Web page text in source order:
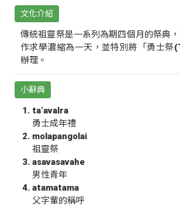
文化介紹
傳統祖靈祭是一系列為期四個月的祭典
作求學濃縮為一天，並特別將「勇士祭
辦理。
小辭典
ta‘avalra
勇士成年禮
molapangolai
祖靈祭
asavasavahe
男性青年
atamatama
父字輩的稱呼